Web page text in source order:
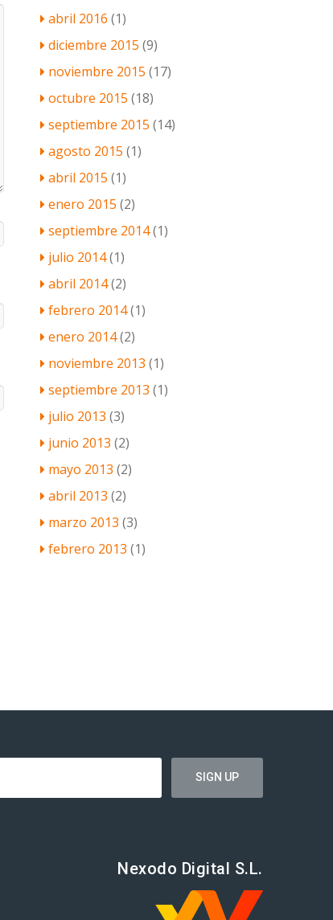
abril 2016 (1)
diciembre 2015 (9)
noviembre 2015 (17)
octubre 2015 (18)
septiembre 2015 (14)
agosto 2015 (1)
abril 2015 (1)
enero 2015 (2)
septiembre 2014(1)
julio 2014(1)
abril 2014(2)
febrero 2014(1)
enero 2014(2)
noviembre 2013 (1)
septiembre 2013 (1)
julio 2013 (3)
junio 2013 (2)
mayo 2013 (2)
abril 2013 (2)
marzo 2013 (3)
febrero 2013 (1)
Nexodo Digital S.L.